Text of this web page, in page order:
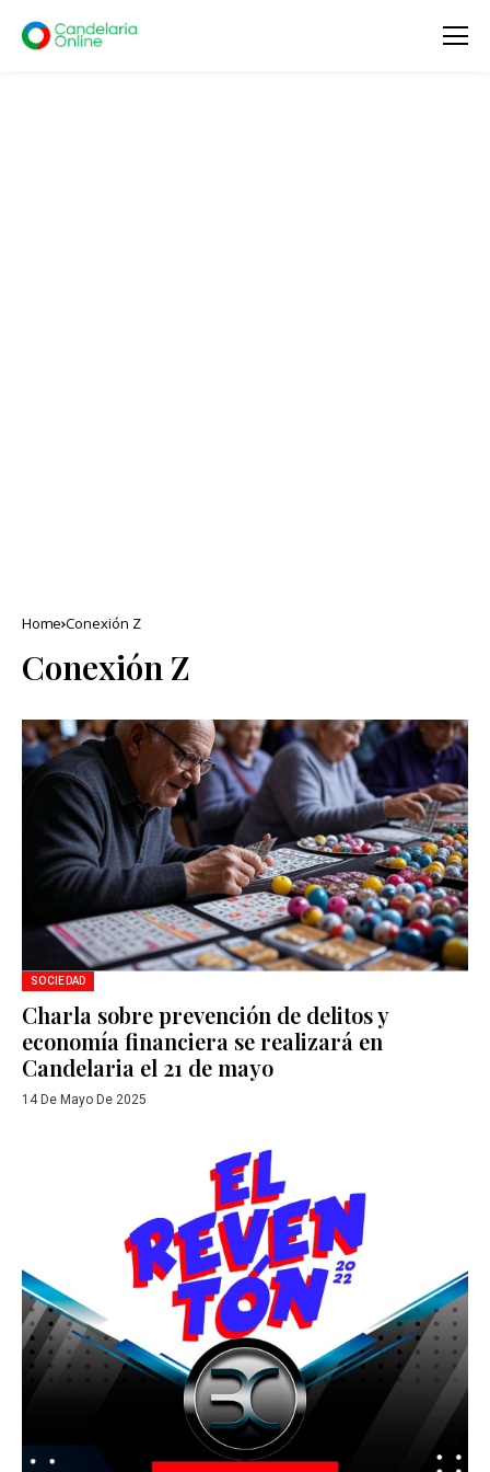
Home Conexión Z
Conexión Z
SOCIEDAD
Charla sobre prevención de delitos y
economía financiera se realizará en
Candelaria el 21 de mayo
14 De Mayo De 2025